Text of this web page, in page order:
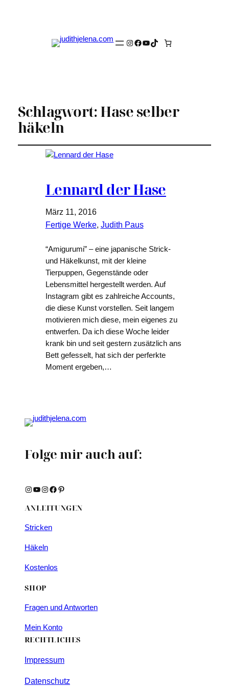
Instagram
Facebook
YouTube
TikTok
Schlagwort: Hase selber
häkeln
Lennard der Hase
März 11, 2016
Fertige Werke, Judith Paus
“Amigurumi” – eine japanische Strick-
und Häkelkunst, mit der kleine
Tierpuppen, Gegenstände oder
Lebensmittel hergestellt werden. Auf
Instagram gibt es zahlreiche Accounts,
die diese Kunst vorstellen. Seit langem
motivieren mich diese, mein eigenes zu
entwerfen. Da ich diese Woche leider
krank bin und seit gestern zusätzlich ans
Bett gefesselt, hat sich der perferkte
Moment ergeben,…
Folge mir auch auf:
Instagram YouTube Instagram Facebook Pinterest
ANLEITUNGEN
Stricken
Häkeln
Kostenlos
SHOP
Fragen und Antworten
Mein Konto
RECHTLICHES
Impressum
Datenschutz